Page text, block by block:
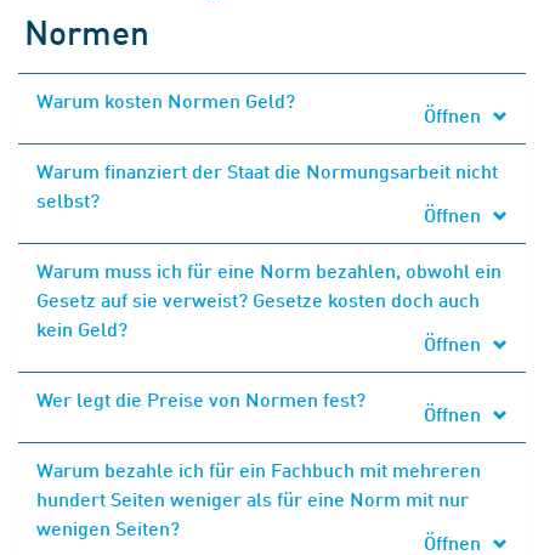
Normen
Warum kosten Normen Geld?
Öffnen
Warum finanziert der Staat die Normungsarbeit nicht
selbst?
Öffnen
Warum muss ich für eine Norm bezahlen, obwohl ein
Gesetz auf sie verweist? Gesetze kosten doch auch
kein Geld?
Öffnen
Wer legt die Preise von Normen fest?
Öffnen
Warum bezahle ich für ein Fachbuch mit mehreren
hundert Seiten weniger als für eine Norm mit nur
wenigen Seiten?
Öffnen